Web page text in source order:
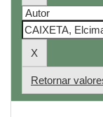
Retornar